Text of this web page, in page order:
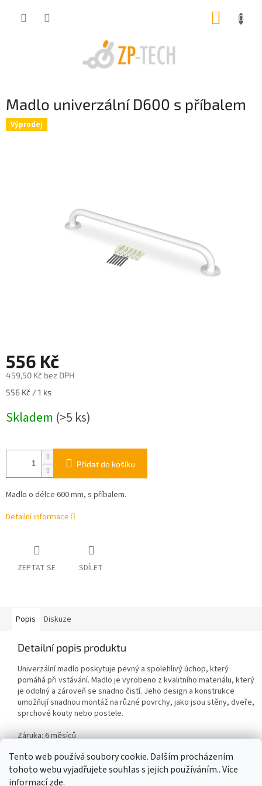
Tento web používá soubory cookie. Dalším procházením
tohoto webu vyjadřujete souhlas s jejich používáním.. Více
informacízde.
Madlo univerzální D600 s příbalem
Výprodej
556 Kč
459,50 Kč bez DPH
Měrná
556 Kč / 1 ks
Skladem (>5 ks)
Přidat do košíku
Madlo o délce 600 mm, s příbalem.
Detailní informace
ZEPTAT SE SDÍLET
Popis Diskuze
Detailní popis produktu
Univerzální madlo poskytuje pevný a spolehlivý úchop, který
pomáhá při vstávání. Madlo je vyrobeno z kvalitního materiálu, který
je odolný a zároveň se snadno čistí. Jeho design a konstrukce
umožňují snadnou montáž na různé povrchy, jako jsou stěny, dveře,
sprchové kouty nebo postele.
Záruka: 6 měsíců